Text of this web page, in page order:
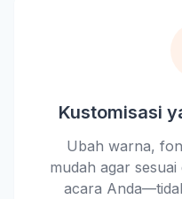
Kustomisasi
Ubah warna,
mudah agar
acara